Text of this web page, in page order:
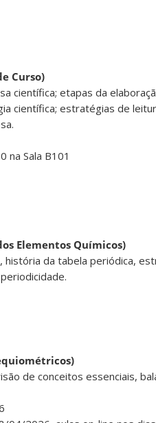
Curso)
científica; etapas da
científica; estratégias de
Sala B101
Elementos Químicos)
da tabela periódica,
de conceitos essenciais,